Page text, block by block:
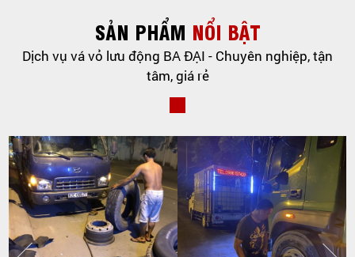
SẢN PHẨM NỔI BẬT
Dịch vụ vá vỏ lưu động BA ĐẠI - Chuyên nghiệp, tận
tâm, giá rẻ